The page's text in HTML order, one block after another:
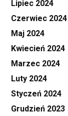
Lipiec 2024
Czerwiec 2024
Maj 2024
Kwiecień 2024
Marzec 2024
Luty 2024
Styczeń 2024
Grudzień 2023